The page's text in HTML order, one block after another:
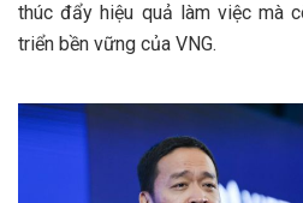
thúc đẩy hiệu quả làm việc mà
triển bền vững của VNG.